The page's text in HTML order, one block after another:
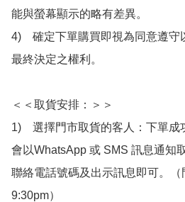
能與螢幕顯示的略有差異。
4)　確定下單購買即視為同意遵守
最終決定之權利。
＜＜取貨安排：＞＞
1)　選擇門市取貨的客人：下單
會以WhatsApp 或 SMS 訊息通知
聯絡電話號碼及出示訊息即可。
9:30pm）